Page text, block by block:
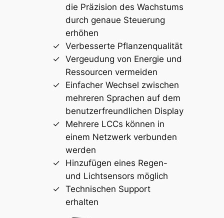
die Präzision des Wachstums
durch genaue Steuerung
erhöhen
Verbesserte Pflanzenqualität
Vergeudung von Energie und
Ressourcen vermeiden
Einfacher Wechsel zwischen
mehreren Sprachen auf dem
benutzerfreundlichen Display
Mehrere LCCs können in
einem Netzwerk verbunden
werden
Hinzufügen eines Regen-
und Lichtsensors möglich
Technischen Support
erhalten